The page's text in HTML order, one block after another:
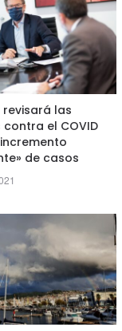
revisará las
el COVID
de casos